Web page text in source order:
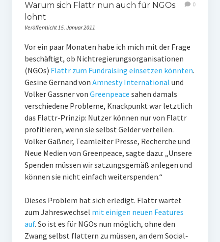
Corporate Weblogs
Social Media
PR-Theorie
PR-Literatur
PR-Studien
Gesellschaft & Medien
Infografik-Themengarten
Künstliche Intelligenz
17 Ziele
Klimaneutrales Tanken
Impressum
Datenschutz
Warum sich Flattr nun auch für NGOs
lohnt
Veröffentlicht 15. Januar 2011
0
Vor ein paar Monaten habe ich mich mit der Frage
beschäftigt, ob Nichtregierungsorganisationen
(NGOs) Flattr zum Fundraising einsetzen könnten.
Gesine Gernand von Amnesty International und
Volker Gassner von Greenpeace sahen damals
verschiedene Probleme, Knackpunkt war letztlich
das Flattr-Prinzip: Nutzer können nur von Flattr
profitieren, wenn sie selbst Gelder verteilen.
Volker Gaßner, Teamleiter Presse, Recherche und
Neue Medien von Greenpeace, sagte dazu: „Unsere
Spenden müssen wir satzungsgemäß anlegen und
können sie nicht einfach weiterspenden.“
Dieses Problem hat sich erledigt. Flattr wartet
zum Jahreswechsel mit einigen neuen Features
auf. So ist es für NGOs nun möglich, ohne den
Zwang selbst flattern zu müssen, an dem Social-